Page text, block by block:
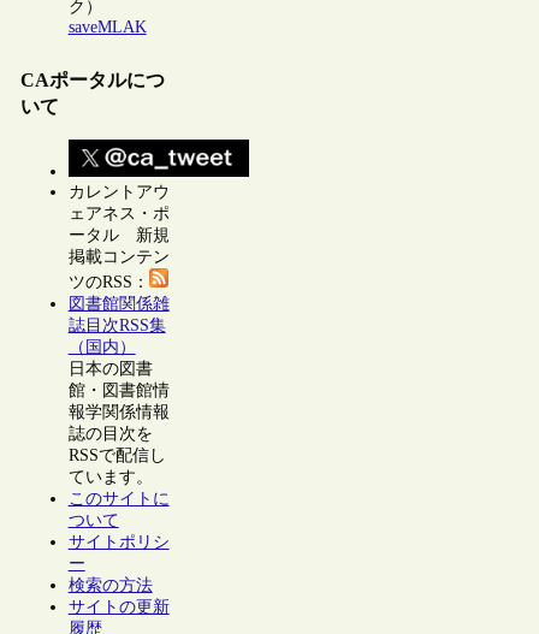
ク）
saveMLAK
CAポータルにつ
いて
カレントアウ
ェアネス・ポ
ータル 新規
掲載コンテン
ツのRSS：
図書館関係雑
誌目次RSS集
（国内）
日本の図書
館・図書館情
報学関係情報
誌の目次を
RSSで配信し
ています。
このサイトに
ついて
サイトポリシ
ー
検索の方法
サイトの更新
履歴